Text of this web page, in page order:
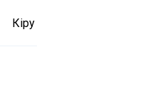
Кіру